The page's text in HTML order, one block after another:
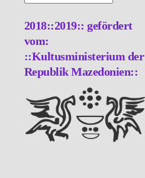
2018::2019:: gefördert
vom:
::Kultusministerium der
Republik Mazedonien::